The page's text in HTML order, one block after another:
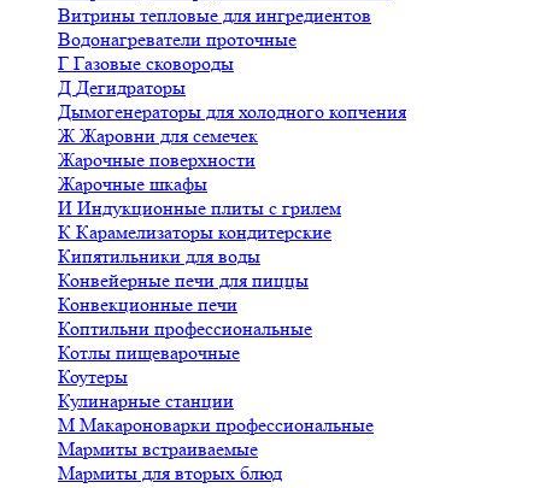
Витрины тепловые для ингредиентов
Водонагреватели проточные
Г Газовые сковороды
Д Дегидраторы
Дымогенераторы для холодного копчения
ЖЖаровни для семечек
Жарочные поверхности
Жарочные шкафы
И Индукционные плиты с грилем
К Карамелизаторы кондитерские
Кипятильники для воды
Конвейерные печи для пиццы
Конвекционные печи
Коптильни профессиональные
Котлы пищеварочные
Коутеры
Кулинарные станции
М Макароноварки профессиональные
Мармиты встраиваемые
Мармиты для вторых блюд